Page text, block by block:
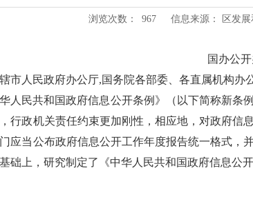
浏览次数： 967 信息来源： 区发
国办公
市人民政府办公厅,国务院各部委、各直属机构办
人民共和国政府信息公开条例》（以下简称新条
行政机关责任约束更加刚性，相应地，对政府信
应当公布政府信息公开工作年度报告统一格式，
础上，研究制定了《中华人民共和国政府信息公